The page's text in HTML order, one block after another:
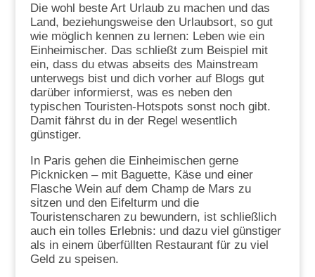
Die wohl beste Art Urlaub zu machen und das
Land, beziehungsweise den Urlaubsort, so gut
wie möglich kennen zu lernen: Leben wie ein
Einheimischer. Das schließt zum Beispiel mit
ein, dass du etwas abseits des Mainstream
unterwegs bist und dich vorher auf Blogs gut
darüber informierst, was es neben den
typischen Touristen-Hotspots sonst noch gibt.
Damit fährst du in der Regel wesentlich
günstiger.
In Paris gehen die Einheimischen gerne
Picknicken – mit Baguette, Käse und einer
Flasche Wein auf dem Champ de Mars zu
sitzen und den Eifelturm und die
Touristenscharen zu bewundern, ist schließlich
auch ein tolles Erlebnis: und dazu viel günstiger
als in einem überfüllten Restaurant für zu viel
Geld zu speisen.